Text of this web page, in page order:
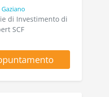
di Investimento di
SCF